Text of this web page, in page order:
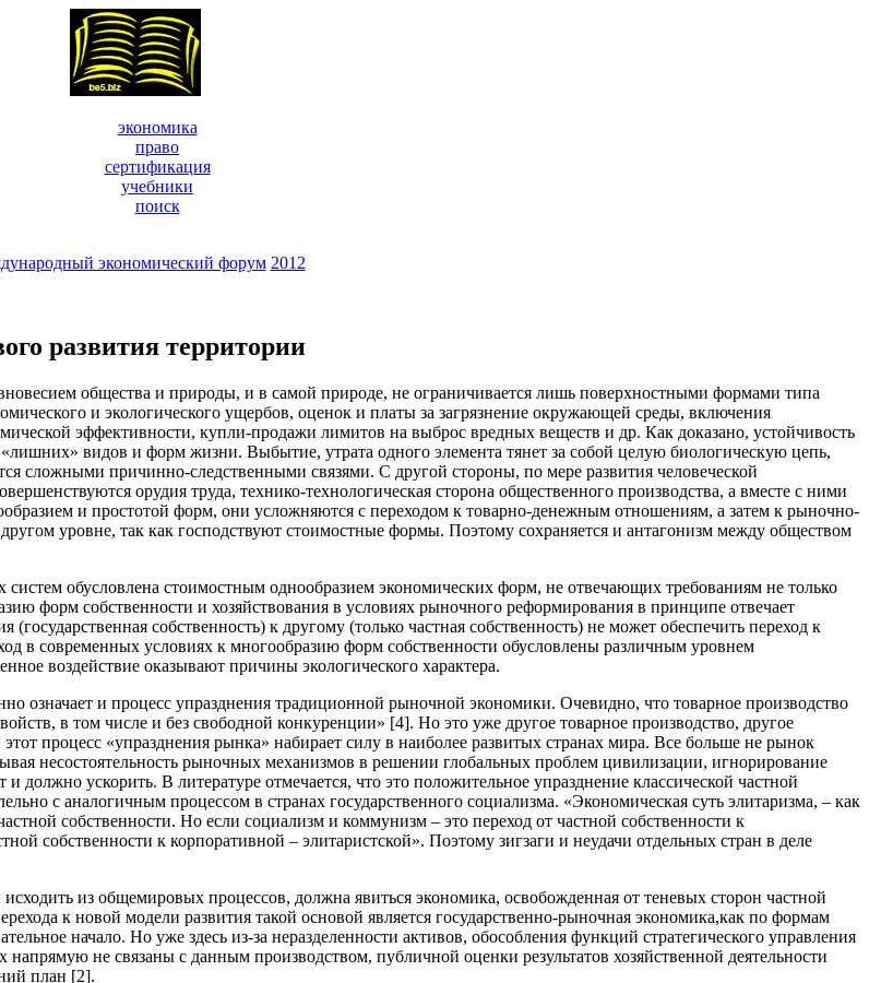
экономика
право
сертификация
учебники
поиск
экономический форум 2012
развития территории
общества и природы, и в самой природе, не ограничивается лишь поверхностными формами типа
и экологического ущербов, оценок и платы за загрязнение окружающей среды, включения
эффективности, купли-продажи лимитов на выброс вредных веществ и др. Как доказано, устойчивость
видов и форм жизни. Выбытие, утрата одного элемента тянет за собой целую биологическую цепь,
сложными причинно-следственными связями. С другой стороны, по мере развития человеческой
орудия труда, технико-технологическая сторона общественного производства, а вместе с ними
и простотой форм, они усложняются с переходом к товарно-денежным отношениям, а затем к рыночно-
уровне, так как господствуют стоимостные формы. Поэтому сохраняется и антагонизм между обществом
обусловлена стоимостным однообразием экономических форм, не отвечающих требованиям не только
форм собственности и хозяйствования в условиях рыночного реформирования в принципе отвечает
собственность) к другому (только частная собственность) не может обеспечить переход к
в современных условиях к многообразию форм собственности обусловлены различным уровнем
воздействие оказывают причины экологического характера.
означает и процесс упразднения традиционной рыночной экономики. Очевидно, что товарное производство
в том числе и без свободной конкуренции» [4]. Но это уже другое товарное производство, другое
процесс «упразднения рынка» набирает силу в наиболее развитых странах мира. Все больше не рынок
несостоятельность рыночных механизмов в решении глобальных проблем цивилизации, игнорирование
ускорить. В литературе отмечается, что это положительное упразднение классической частной
с аналогичным процессом в странах государственного социализма. «Экономическая суть элитаризма, – как
собственности. Но если социализм и коммунизм – это переход от частной собственности к
собственности к корпоративной – элитаристской». Поэтому зигзаги и неудачи отдельных стран в деле
из общемировых процессов, должна явиться экономика, освобожденная от теневых сторон частной
к новой модели развития такой основой является государственно-рыночная экономика,как по формам
начало. Но уже здесь из-за неразделенности активов, обособления функций стратегического управления
не связаны с данным производством, публичной оценки результатов хозяйственной деятельности
план [2].